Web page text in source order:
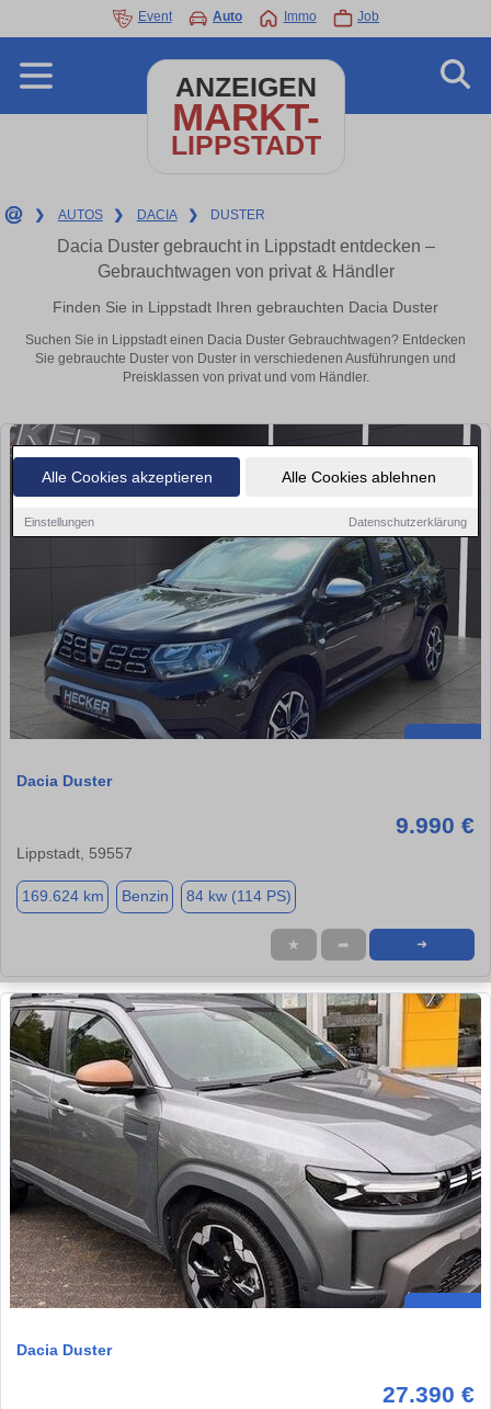
Alle Cookies akzeptieren Alle Cookies ablehnen
Einstellungen Datenschutzerklärung
Event Auto Immo Job
ANZEIGEN
MARKT-
LIPPSTADT
❯ AUTOS ❯ DACIA ❯ DUSTER
Dacia Duster gebraucht in Lippstadt entdecken –
Gebrauchtwagen von privat & Händler
Finden Sie in Lippstadt Ihren gebrauchten Dacia Duster
Suchen Sie in Lippstadt einen Dacia Duster Gebrauchtwagen? Entdecken
Sie gebrauchte Duster von Duster in verschiedenen Ausführungen und
Preisklassen von privat und vom Händler.
Dacia Duster
9.990 €
Lippstadt, 59557
169.624 km Benzin 84 kw (114 PS)
★ ➦ ➜
Dacia Duster
27.390 €